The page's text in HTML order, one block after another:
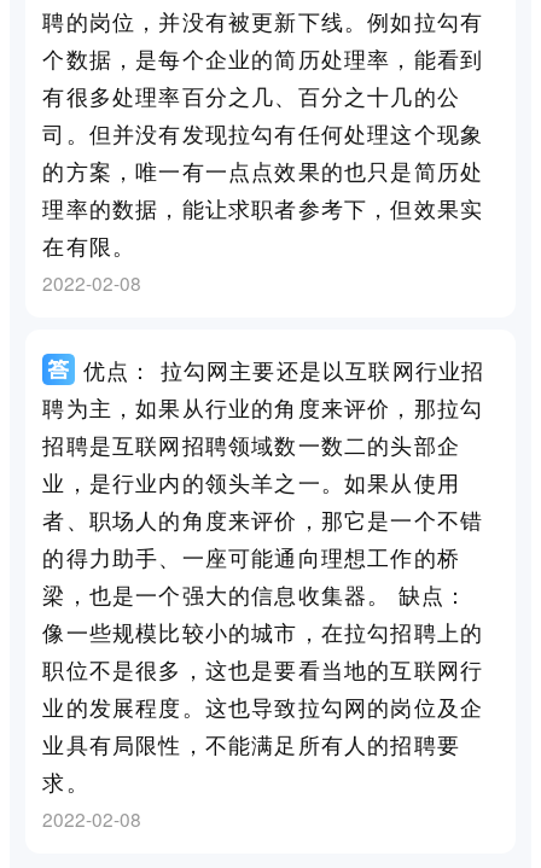
聘的岗位，并没有被更新下线。例如拉勾有
个数据，是每个企业的简历处理率，能看到
有很多处理率百分之几、百分之十几的公
司。但并没有发现拉勾有任何处理这个现象
的方案，唯一有一点点效果的也只是简历处
理率的数据，能让求职者参考下，但效果实
在有限。
2022-02-08
优点： 拉勾网主要还是以互联网行业招
聘为主，如果从行业的角度来评价，那拉勾
招聘是互联网招聘领域数一数二的头部企
业，是行业内的领头羊之一。如果从使用
者、职场人的角度来评价，那它是一个不错
的得力助手、一座可能通向理想工作的桥
梁，也是一个强大的信息收集器。 缺点：
像一些规模比较小的城市，在拉勾招聘上的
职位不是很多，这也是要看当地的互联网行
业的发展程度。这也导致拉勾网的岗位及企
业具有局限性，不能满足所有人的招聘要
求。
2022-02-08